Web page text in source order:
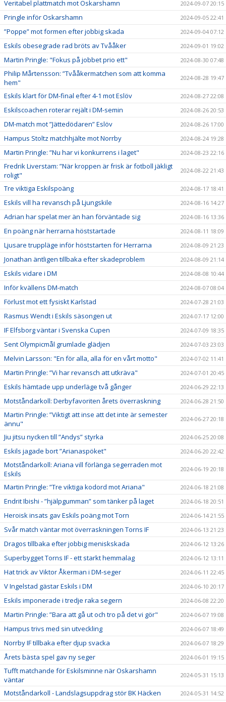
Veritabel plattmatch mot Oskarshamn 2024-09-07 20:15
Pringle inför Oskarshamn 2024-09-05 22:41
”Poppe” mot formen efter jobbig skada 2024-09-04 07:12
Eskils obesegrade rad bröts av Tvååker 2024-09-01 19:02
Martin Pringle: "Fokus på jobbet prio ett" 2024-08-30 07:48
Philip Mårtensson: ”Tvååkermatchen som att komma
hem"
2024-08-28 19:47
Eskils klart för DM-final efter 4-1 mot Eslöv 2024-08-27 22:08
Eskilscoachen roterar rejält i DM-semin 2024-08-26 20:53
DM-match mot ”Jättedödaren” Eslöv 2024-08-26 17:00
Hampus Stoltz matchhjälte mot Norrby 2024-08-24 19:28
Martin Pringle: ”Nu har vi konkurrens i laget" 2024-08-23 22:16
Fredrik Liverstam: ”När kroppen är frisk är fotboll jäkligt
roligt"
2024-08-22 21:43
Tre viktiga Eskilspoäng 2024-08-17 18:41
Eskils vill ha revansch på Ljungskile 2024-08-16 14:27
Adrian har spelat mer än han förväntade sig 2024-08-16 13:36
En poäng när herrarna höststartade 2024-08-11 18:09
Ljusare truppläge inför höststarten för Herrarna 2024-08-09 21:23
Jonathan äntligen tillbaka efter skadeproblem 2024-08-09 21:14
Eskils vidare i DM 2024-08-08 10:44
Inför kvällens DM-match 2024-08-07 08:04
Förlust mot ett fysiskt Karlstad 2024-07-28 21:03
Rasmus Wendt i Eskils säsongen ut 2024-07-17 12:00
IF Elfsborg väntar i Svenska Cupen 2024-07-09 18:35
Sent Olympicmål grumlade glädjen 2024-07-03 23:03
Melvin Larsson: "En för alla, alla för en vårt motto" 2024-07-02 11:41
Martin Pringle: ”Vi har revansch att utkräva" 2024-07-01 20:45
Eskils hämtade upp underläge två gånger 2024-06-29 22:13
Motståndarkoll: Derbyfavoriten årets överraskning 2024-06-28 21:50
Martin Pringle: ”Viktigt att inse att det inte är semester
ännu"
2024-06-27 20:18
Jiu jitsu nycken till ”Andys” styrka 2024-06-25 20:08
Eskils jagade bort ”Arianaspöket" 2024-06-20 22:42
Motståndarkoll: Ariana vill förlänga segerraden mot
Eskils
2024-06-19 20:18
Martin Pringle: ”Tre viktiga kodord mot Ariana" 2024-06-18 21:08
Endrit Ibishi - ”hjälpgumman” som tänker på laget 2024-06-18 20:51
Heroisk insats gav Eskils poäng mot Torn 2024-06-14 21:55
Svår match väntar mot överraskningen Torns IF 2024-06-13 21:23
Dragos tillbaka efter jobbig meniskskada 2024-06-12 13:26
Superbygget Torns IF - ett starkt hemmalag 2024-06-12 13:11
Hat trick av Viktor Åkerman i DM-seger 2024-06-11 22:45
V Ingelstad gästar Eskils i DM 2024-06-10 20:17
Eskils imponerade i tredje raka segern 2024-06-08 22:20
Martin Pringle: ”Bara att gå ut och tro på det vi gör" 2024-06-07 19:08
Hampus trivs med sin utveckling 2024-06-07 18:49
Norrby IF tillbaka efter djup svacka 2024-06-07 18:29
Årets bästa spel gav ny seger 2024-06-01 19:15
Tufft matchande för Eskilsminne när Oskarshamn
väntar
2024-05-31 15:13
Motståndarkoll - Landslagsuppdrag stör BK Häcken 2024-05-31 14:52